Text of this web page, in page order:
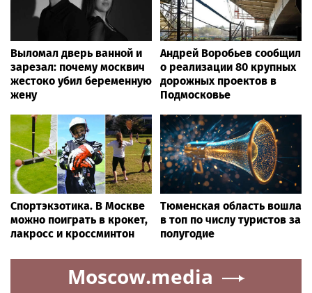
Выломал дверь ванной и
зарезал: почему москвич
жестоко убил беременную
жену
Андрей Воробьев сообщил
о реализации 80 крупных
дорожных проектов в
Подмосковье
Спортэкзотика. В Москве
можно поиграть в крокет,
лакросс и кроссминтон
Тюменская область вошла
в топ по числу туристов за
полугодие
Moscow.media